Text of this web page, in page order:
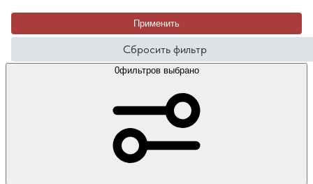
Применить
Сбросить фильтр
0фильтров выбрано